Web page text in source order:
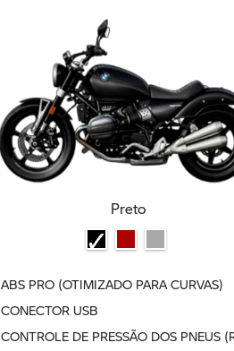
Preto
ABS PRO (OTIMIZADO PARA CURVAS)
CONECTOR USB
CONTROLE DE PRESSÃO DOS PNEUS